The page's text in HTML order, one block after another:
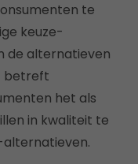
te
keuze-
de alternatieven
betreft
het als
in kwaliteit te
alternatieven.